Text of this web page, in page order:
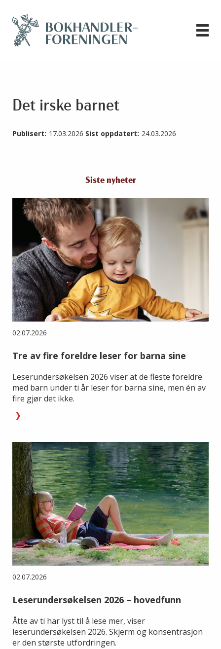
Det irske barnet
Publisert: 17.03.2026 Sist oppdatert: 24.03.2026
Siste nyheter
02.07.2026
Tre av fire foreldre leser for barna sine
Leserundersøkelsen 2026 viser at de fleste foreldre
med barn under ti år leser for barna sine, men én av
fire gjør det ikke.
02.07.2026
Leserundersøkelsen 2026 – hovedfunn
Åtte av ti har lyst til å lese mer, viser
leserundersøkelsen 2026. Skjerm og konsentrasjon
er den største utfordringen.